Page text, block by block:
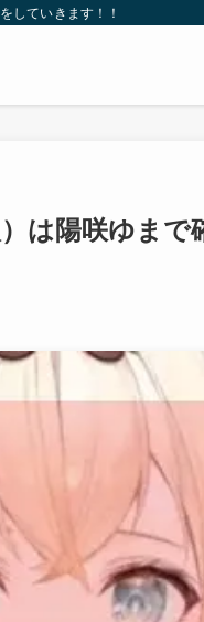
していきます！！
は陽咲ゆまで